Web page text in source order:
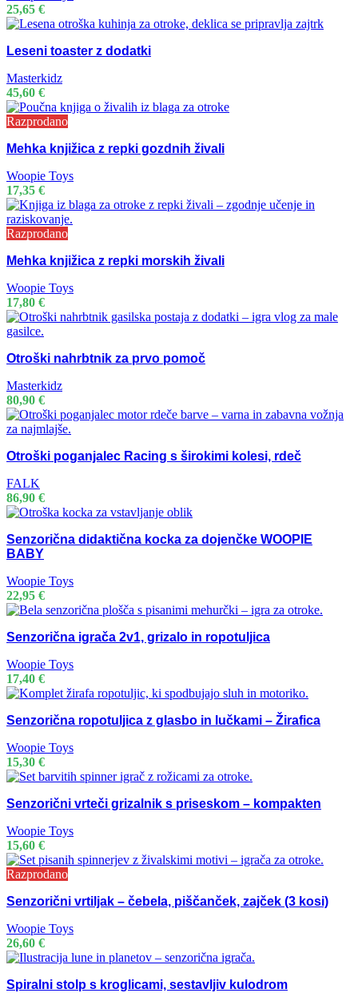
25,65 €
Leseni toaster z dodatki
Masterkidz
45,60 €
Razprodano
Mehka knjižica z repki gozdnih živali
Woopie Toys
17,35 €
Razprodano
Mehka knjižica z repki morskih živali
Woopie Toys
17,80 €
Otroški nahrbtnik za prvo pomoč
Masterkidz
80,90 €
Otroški poganjalec Racing s širokimi kolesi, rdeč
FALK
86,90 €
Senzorična didaktična kocka za dojenčke WOOPIE
BABY
Woopie Toys
22,95 €
Senzorična igrača 2v1, grizalo in ropotuljica
Woopie Toys
17,40 €
Senzorična ropotuljica z glasbo in lučkami – Žirafica
Woopie Toys
15,30 €
Senzorični vrteči grizalnik s priseskom – kompakten
Woopie Toys
15,60 €
Razprodano
Senzorični vrtiljak – čebela, piščanček, zajček (3 kosi)
Woopie Toys
26,60 €
Spiralni stolp s kroglicami, sestavljiv kulodrom